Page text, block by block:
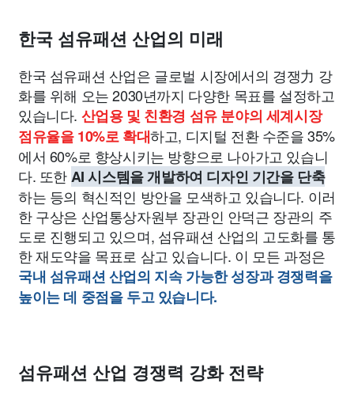
부동산 외국어 교육 교통 생활
한국 섬유패션 산업의 미래
한국 섬유패션 산업은 글로벌 시장에서의 경쟁力 강
화를 위해 오는 2030년까지 다양한 목표를 설정하고
있습니다. 산업용 및 친환경 섬유 분야의 세계시장
점유율을 10%로 확대하고, 디지털 전환 수준을 35%
에서 60%로 향상시키는 방향으로 나아가고 있습니
다. 또한AI 시스템을 개발하여 디자인 기간을 단축
하는 등의 혁신적인 방안을 모색하고 있습니다. 이러
한 구상은 산업통상자원부 장관인 안덕근 장관의 주
도로 진행되고 있으며, 섬유패션 산업의 고도화를 통
한 재도약을 목표로 삼고 있습니다. 이 모든 과정은
국내 섬유패션 산업의 지속 가능한 성장과 경쟁력을
높이는 데 중점을 두고 있습니다.
섬유패션 산업 경쟁력 강화 전략